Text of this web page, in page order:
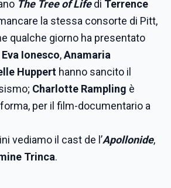
The Tree of Lifedi Terrence
la stessa consorte di Pitt,
qualche giorno ha presentato
Eva Ionesco,Anamaria
Huppert hanno sancito il
Charlotte Rampling è
per il film-documentario a
vediamo il cast de l’Apollonide,
Trinca.